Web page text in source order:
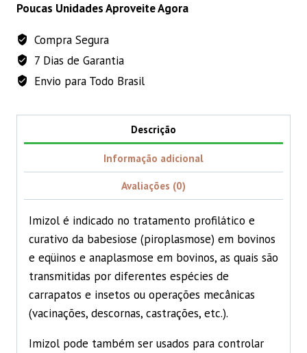
Poucas Unidades Aproveite Agora
Compra Segura
7 Dias de Garantia
Envio para Todo Brasil
Descrição
Informação adicional
Avaliações (0)
Imizol é indicado no tratamento profilático e
curativo da babesiose (piroplasmose) em bovinos
e eqüinos e anaplasmose em bovinos, as quais são
transmitidas por diferentes espécies de
carrapatos e insetos ou operações mecânicas
(vacinações, descornas, castrações, etc.).
Imizol pode também ser usados para controlar